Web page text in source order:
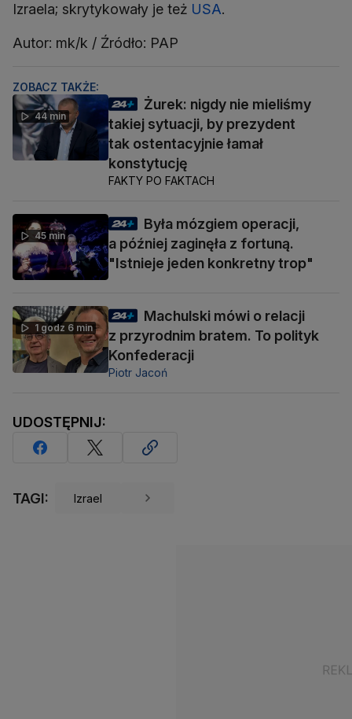
Izraela; skrytykowały je też USA.
Autor: mk/k / Źródło: PAP
ZOBACZ TAKŻE:
44 min
Żurek: nigdy nie mieliśmy
takiej sytuacji, by prezydent
tak ostentacyjnie łamał
konstytucję
FAKTY PO FAKTACH
45 min
Była mózgiem operacji,
a później zaginęła z fortuną.
"Istnieje jeden konkretny trop"
1 godz 6 min
Machulski mówi o relacji
z przyrodnim bratem. To polityk
Konfederacji
Piotr Jacoń
UDOSTĘPNIJ:
TAGI: Izrael